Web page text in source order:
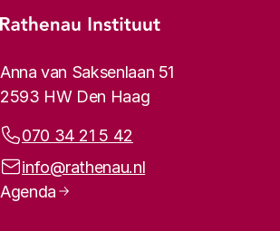
Footer-menu
Rathenau logo, naar de homepage
Contactinformatie
Anna van Saksenlaan 51
2593 HW Den Haag
Telefoonnummer:
070 34 21 5 42
E-mailadres:
info@rathenau.nl
Paginanavigatie
Agenda